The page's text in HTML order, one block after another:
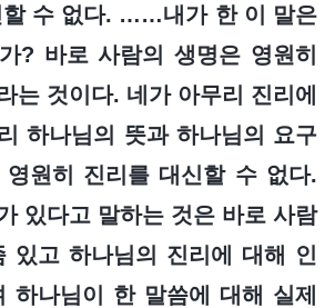
할 수 없다. ……내가 한 이 말은
? 바로 사람의 생명은 영원히
는 것이다. 네가 아무리 진리에
하나님의 뜻과 하나님의 요구
영원히 진리를 대신할 수 없다.
있다고 말하는 것은 바로 사람
있고 하나님의 진리에 대해 인
하나님이 한 말씀에 대해 실제